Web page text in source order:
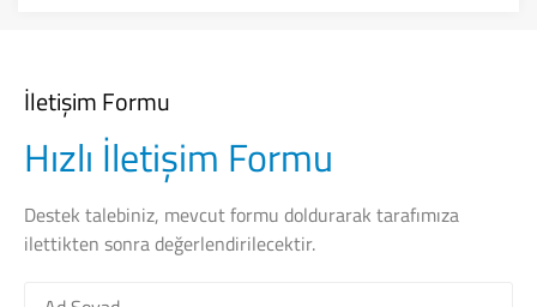
İletişim Formu
Hızlı İletişim Formu
Destek talebiniz, mevcut formu doldurarak tarafımıza
ilettikten sonra değerlendirilecektir.